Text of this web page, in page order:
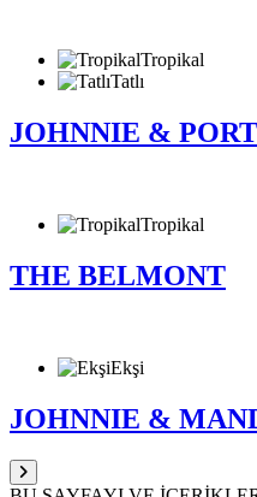
Tropikal
Tatlı
JOHNNIE &
Tropikal
THE BELMONT
Ekşi
JOHNNIE &